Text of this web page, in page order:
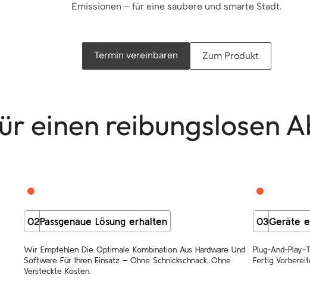
Emissionen – für eine saubere und smarte Stadt.
Termin vereinbaren Zum Produkt
einen reibungslosen
02Passgenaue Lösung erhalten
Wir Empfehlen Die Optimale Kombination Aus Hardware Und
Software Für Ihren Einsatz – Ohne Schnickschnack, Ohne
Versteckte Kosten.
03Geräte
Plug-And-Play-
Fertig